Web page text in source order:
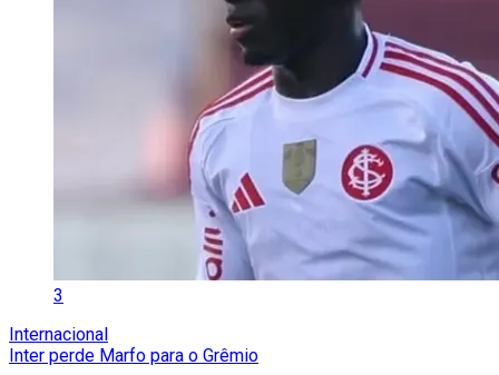
3
Internacional
Inter perde Marfo para o Grêmio